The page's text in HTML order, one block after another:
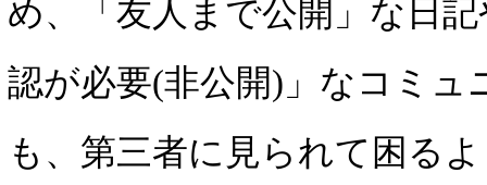
め、「友人まで公開」な日
認が必要(非公開)」なコミュ
も、第三者に見られて困る